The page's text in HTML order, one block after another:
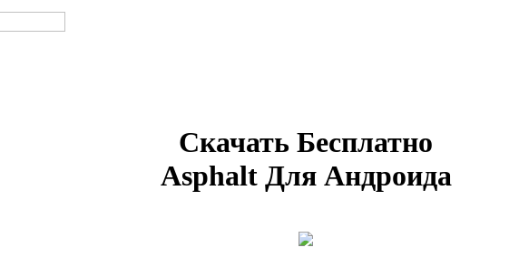
Скачать Бесплатно
Asphalt Для Андроида